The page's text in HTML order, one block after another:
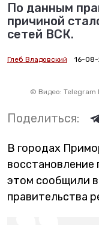
По данным
причиной
сетей ВСК.
Глеб Владовский 16-08-
© Видео: Telegram
Поделиться:
В городах
восстановление
этом сообщили
правительства